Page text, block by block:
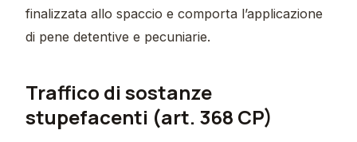
finalizzata allo spaccio e comporta l’applicazione
di pene detentive e pecuniarie.
Traffico di sostanze
stupefacenti (art. 368 CP)